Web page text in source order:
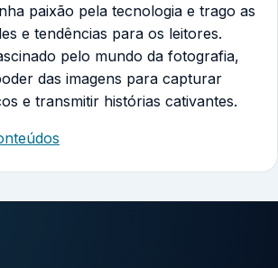
paixão pela tecnologia e trago as
e tendências para os leitores.
pelo mundo da fotografia,
das imagens para capturar
e transmitir histórias cativantes.